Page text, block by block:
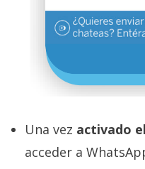
Una vez activado
acceder a